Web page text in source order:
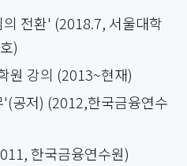
전환' (2018.7, 서울대학
)
원 강의 (2013~현재)
공저) (2012,한국금융연수
한국금융연수원)